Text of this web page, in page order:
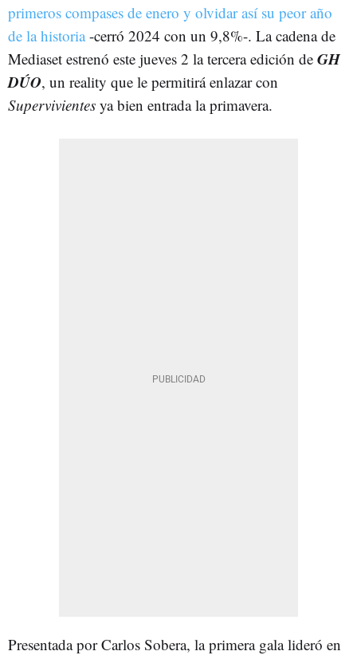
primeros compases de enero y olvidar así su peor año
de la historia-cerró 2024 con un 9,8%-. La cadena de
Mediaset estrenó este jueves 2 la tercera edición de GH
DÚO, un reality que le permitirá enlazar con
Supervivientes ya bien entrada la primavera.
Presentada por Carlos Sobera, la primera gala lideró en